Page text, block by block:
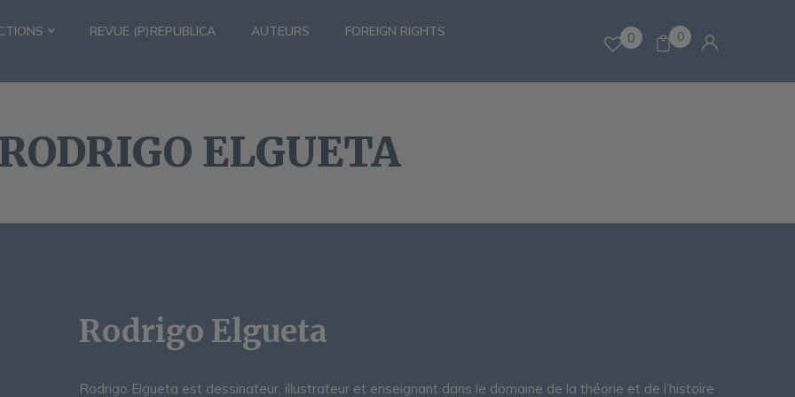
REVUE (P)REPUBLICA AUTEURS
FOREIGN RIGHTS
0 0
RODRIGO ELGUETA
Rodrigo Elgueta
Rodrigo Elgueta est dessinateur, illustrateur et enseignant dans le domaine de la théorie et de l’histoire